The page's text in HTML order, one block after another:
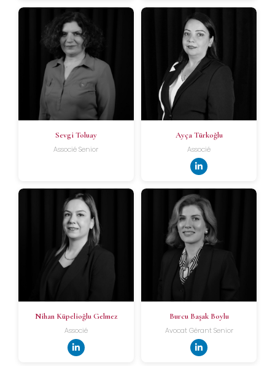
Sevgi Toluay
Associé Senior
Ayça Türkoğlu
Associé
Nihan Küpelioğlu Gelmez
Associé
Burcu Başak Boylu
Avocat Gérant Senior